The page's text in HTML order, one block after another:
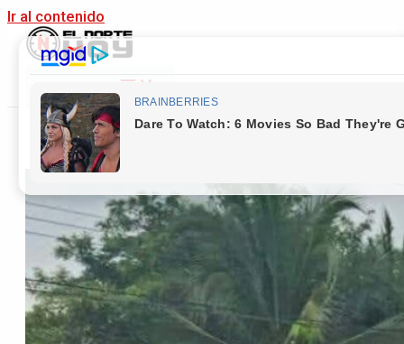
Ir al contenido
Main Menu